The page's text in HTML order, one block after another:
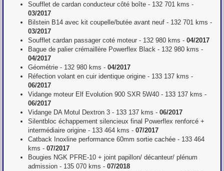
Soufflet de cardan conducteur côté boîte - 132 701 kms -
03/2017
Bilstein B14 avec kit coupelle/butée avant neuf - 132 701 kms -
03/2017
Soufflet cardan passager coté moteur - 132 980 kms - 04/2017
Bague de palier crémaillère Powerflex Black - 132 980 kms -
04/2017
Géométrie - 132 980 kms - 04/2017
Réfection volant en cuir identique origine - 133 137 kms -
06/2017
Vidange moteur Elf Evolution 900 SXR 5W40 - 133 137 kms -
06/2017
Vidange DA Motul Dextron 3 - 133 137 kms - 06/2017
Silentbloc échappement silencieux final Powerflex renforcé +
intermédiaire origine - 133 464 kms - 07/2017
Catback Inoxline performance 60mm sortie cachée - 133 464
kms - 07/2017
Bougies NGK PFRE-10 + joint papillon/ décanteur/ plénum
admission - 135 070 kms - 07/2018